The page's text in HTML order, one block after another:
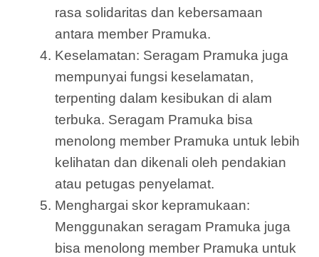
rasa solidaritas dan kebersamaan
antara member Pramuka.
Keselamatan: Seragam Pramuka juga
mempunyai fungsi keselamatan,
terpenting dalam kesibukan di alam
terbuka. Seragam Pramuka bisa
menolong member Pramuka untuk lebih
kelihatan dan dikenali oleh pendakian
atau petugas penyelamat.
Menghargai skor kepramukaan:
Menggunakan seragam Pramuka juga
bisa menolong member Pramuka untuk